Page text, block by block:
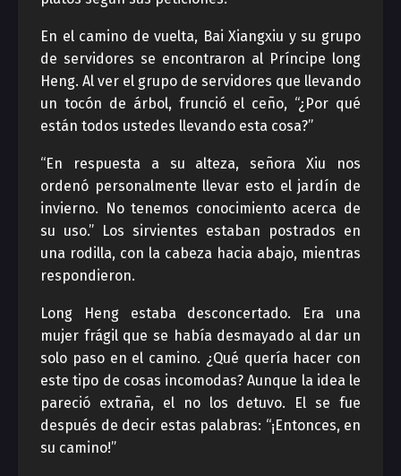
En el camino de vuelta, Bai Xiangxiu y su grupo
de servidores se encontraron al Príncipe long
Heng. Al ver el grupo de servidores que llevando
un tocón de árbol, frunció el ceño, “¿Por qué
están todos ustedes llevando esta cosa?”
“En respuesta a su alteza, señora Xiu nos
ordenó personalmente llevar esto el jardín de
invierno. No tenemos conocimiento acerca de
su uso.” Los sirvientes estaban postrados en
una rodilla, con la cabeza hacia abajo, mientras
respondieron.
Long Heng estaba desconcertado. Era una
mujer frágil que se había desmayado al dar un
solo paso en el camino. ¿Qué quería hacer con
este tipo de cosas incomodas? Aunque la idea le
pareció extraña, el no los detuvo. El se fue
después de decir estas palabras: “¡Entonces, en
su camino!”